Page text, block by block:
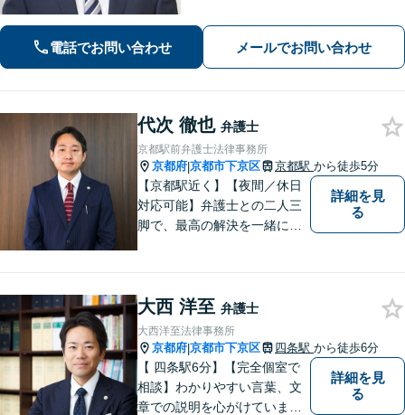
ケーションで、納得感のある解決を目
指します【宗教法人法務／医療法務も
ご相談ください】【Web面談可】
電話でお問い合わせ メールでお問い合わせ
代次 徹也 弁護士
京都駅前弁護士法律事務所
京都府|京都市下京区 京都駅 から徒歩5分
【京都駅近く】【夜間／休日
対応可能】弁護士との二人三
脚で、最高の解決を一緒に目
可能です。【地域に根ざした
弁護士】まずは当事務所の無
料法律相談をご体験くださ
い。
詳細を見
る
大西 洋至 弁護士
大西洋至法律事務所
京都府|京都市下京区 四条駅 から徒歩6分
【 四条駅6分】【完全個室で
相談】わかりやすい言葉、文
章での説明を心がけていま
詳細を見
る